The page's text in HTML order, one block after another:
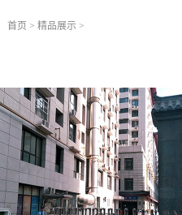
首页 > 精品展示 >